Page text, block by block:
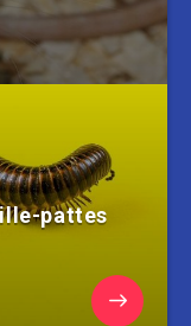
pattes